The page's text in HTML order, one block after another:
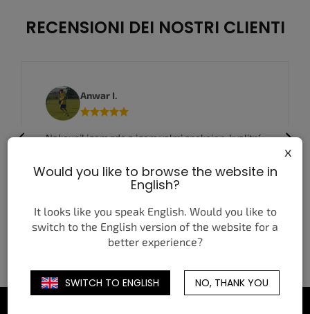
RECENSIONI DEI NOSTRI CLIENTI
Previous
Anwar I.
Nakoupil jsem zde a jsem velmi spokojen, kvalitní
Next
ALTRE RECENSIONI SCRIVI UNA RECENSIONE
Would you like to browse the website in
English?
x
It looks like you speak English. Would you like to
switch to the English version of the website for a
better experience?
SWITCH TO ENGLISH NO, THANK YOU